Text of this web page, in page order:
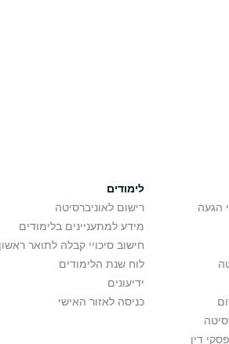
הגעה
דין
לימודים
רישום לאוניברסיטה
מידע למתעניינים בלימודים
חישוב סיכויי קבלה לתואר ראשון
לוח שנת הלימודים
ידיעונים
כניסה לאזור האישי